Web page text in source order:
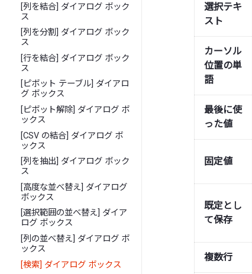
[列を結合] ダイアログ ボック
ス
[列を分割] ダイアログ ボック
ス
[行を結合] ダイアログ ボック
ス
[ピボット テーブル] ダイアロ
グ ボックス
[ピボット解除] ダイアログ ボ
ックス
[CSV の結合] ダイアログ ボ
ックス
[列を抽出] ダイアログ ボック
ス
[高度な並べ替え] ダイアログ
ボックス
[選択範囲の並べ替え] ダイア
ログ ボックス
[列の並べ替え] ダイアログ ボ
ックス
[検索] ダイアログ ボックス
選択テキ
スト
カーソル
位置の単
語
最後に使
った値
固定値
既定とし
て保存
複数行